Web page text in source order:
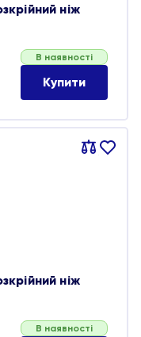
ніж
В наявності
Купити
Порівняти
В
ніж
В наявності